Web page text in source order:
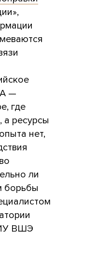
—
где
а ресурсы
нет,
ли
борьбы
ВШЭ